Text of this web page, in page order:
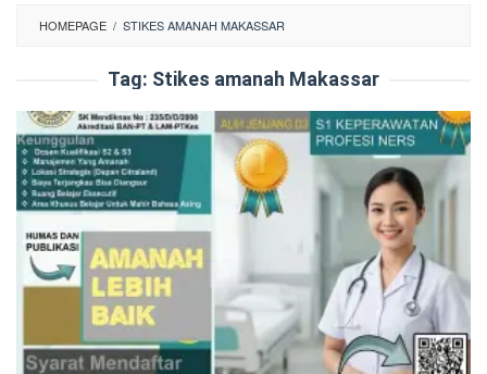
HOMEPAGE / STIKES AMANAH MAKASSAR
Tag: Stikes amanah Makassar